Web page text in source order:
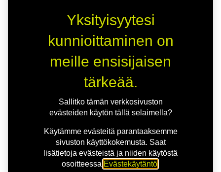
Yksityisyytesi
kunnioittaminen on
meille ensisijaisen
tärkeää.
Sallitko tämän verkkosivuston
evästeiden käytön tällä selaimella?
Käytämme evästeitä parantaaksemme
sivuston käyttökokemusta. Saat
lisätietoja evästeistä ja niiden käytöstä
osoitteessa Evästekäytäntö